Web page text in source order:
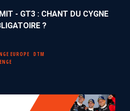
- GT3 : CHANT DU CYGNE
?
EUROPE
DTM